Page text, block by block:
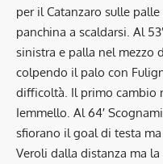
per il Catanzaro sulle
panchina a scaldarsi. Al
sinistra e palla nel mezzo
colpendo il palo con
difficoltà. Il primo cambio
Iemmello. Al 64′
sfiorano il goal di testa
Veroli dalla distanza ma la